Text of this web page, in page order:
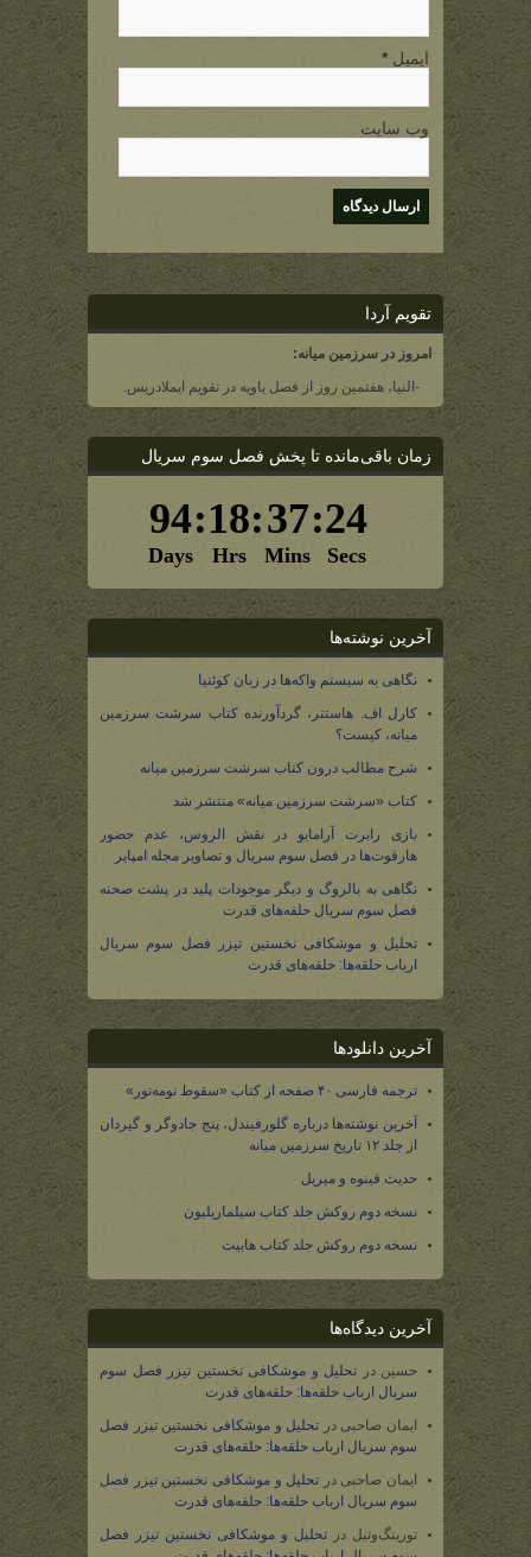
ایمیل *
وب سایت
تقویم آردا
امروز در سرزمین میانه:
-النیا، هفتمین روز از فصل یاویه در تقویم ایملادریس.
زمان باقی‌مانده تا پخش فصل سوم سریال
آخرین نوشته‌ها
نگاهی به سیستم واکه‌ها در زبان کوئنیا
کارل اف. هاستتر، گردآورنده کتاب سرشت سرزمین
میانه، کیست؟
شرح مطالب درون کتاب سرشت سرزمین میانه
کتاب «سرشت سرزمین میانه» منتشر شد
بازی رابرت آرامایو در نقش الروس، عدم حضور
هارفوت‌ها در فصل سوم سریال و تصاویر مجله امپایر
نگاهی به بالروگ و دیگر موجودات پلید در پشت صحنه
فصل سوم سریال حلقه‌های قدرت
تحلیل و موشکافی نخستین تیزر فصل سوم سریال
ارباب حلقه‌ها: حلقه‌های قدرت
آخرین دانلودها
ترجمه فارسی ۴۰ صفحه از کتاب «سقوط نومه‌نور»
آخرین نوشته‌ها درباره گلورفیندل، پنج جادوگر و گیردان
از جلد ۱۲ تاریخ سرزمین میانه
حدیث فینوه و میریل
نسخه دوم روکش جلد کتاب سیلماریلیون
نسخه دوم روکش جلد کتاب هابیت
آخرین دیدگاه‌ها
حسین در تحلیل و موشکافی نخستین تیزر فصل سوم
سریال ارباب حلقه‌ها: حلقه‌های قدرت
ایمان صاحبی در تحلیل و موشکافی نخستین تیزر فصل
سوم سریال ارباب حلقه‌ها: حلقه‌های قدرت
ایمان صاحبی در تحلیل و موشکافی نخستین تیزر فصل
سوم سریال ارباب حلقه‌ها: حلقه‌های قدرت
تورینگ‌وتیل در تحلیل و موشکافی نخستین تیزر فصل